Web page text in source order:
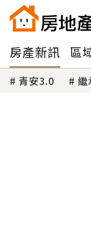
房產新訊 區
青安3.0 繼